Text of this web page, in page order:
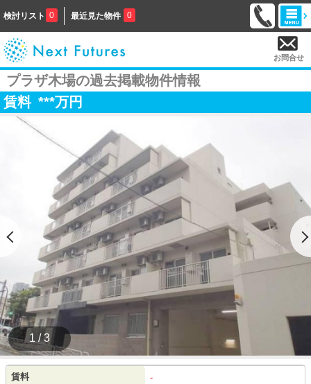
検討リスト 0 最近見た物件 0
お問合せ
プラザ木場の過去掲載物件情報
賃料 ***万円
1 / 3
賃料 -